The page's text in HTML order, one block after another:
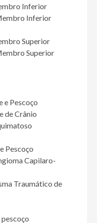
Inferior
Inferior
Superior
Superior
e Pescoço
de Crânio
Pescoço
Capilaro-
Traumático de